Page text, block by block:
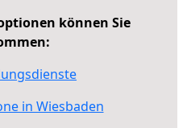
können Sie
in Wiesbaden